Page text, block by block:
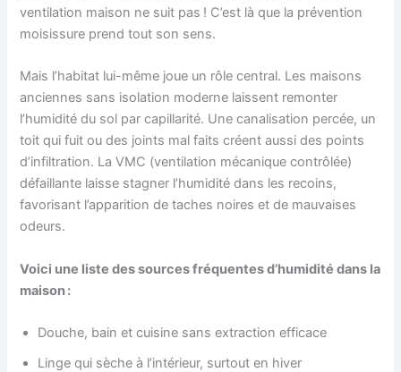
ventilation maison ne suit pas ! C’est là que la prévention
moisissure prend tout son sens.
Mais l’habitat lui-même joue un rôle central. Les maisons
anciennes sans isolation moderne laissent remonter
l’humidité du sol par capillarité. Une canalisation percée, un
toit qui fuit ou des joints mal faits créent aussi des points
d’infiltration. La VMC (ventilation mécanique contrôlée)
défaillante laisse stagner l’humidité dans les recoins,
favorisant l’apparition de taches noires et de mauvaises
odeurs.
Voici une liste des sources fréquentes d’humidité dans la
maison :
Douche, bain et cuisine sans extraction efficace
Linge qui sèche à l’intérieur, surtout en hiver